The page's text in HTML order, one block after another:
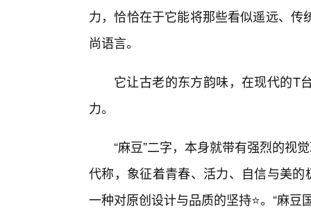
力，恰恰在于它能将那些看似遥远、
尚语言。
它让古老的东方韵味，在现代的T
力。
“麻豆”二字，本身就带有强烈的视
代称，象征着青春、活力、自信与美
一种对原创设计与品质的坚持⭐。“麻